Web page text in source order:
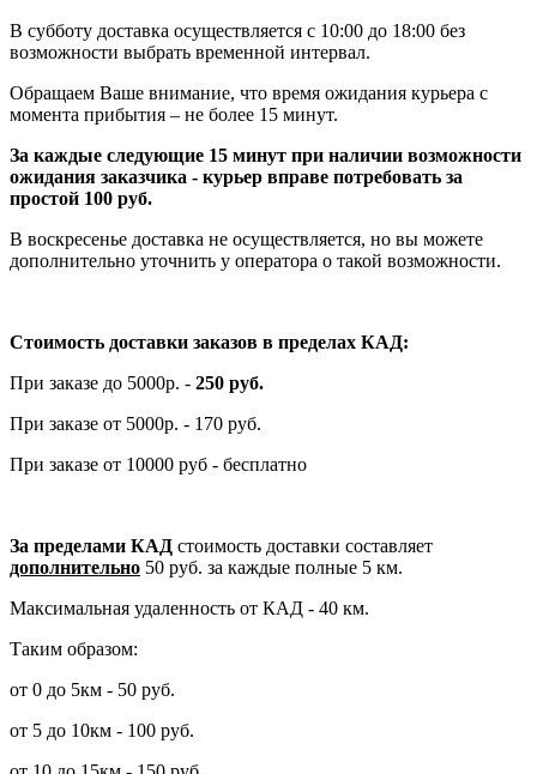
В субботу доставка осуществляется с 10:00 до 18:00 без
возможности выбрать временной интервал.
Обращаем Ваше внимание, что время ожидания курьера с
момента прибытия – не более 15 минут.
За каждые следующие 15 минут при наличии возможности
ожидания заказчика - курьер вправе потребовать за
простой 100 руб.
В воскресенье доставка не осуществляется, но вы можете
дополнительно уточнить у оператора о такой возможности.
Стоимость доставки заказов в пределах КАД:
При заказе до 5000р. - 250 руб.
При заказе от 5000р. - 170 руб.
При заказе от 10000 руб - бесплатно
За пределами КАД стоимость доставки составляет
дополнительно 50 руб. за каждые полные 5 км.
Максимальная удаленность от КАД - 40 км.
Таким образом:
от 0 до 5км - 50 руб.
от 5 до 10км - 100 руб.